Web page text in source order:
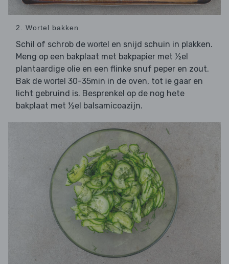
2. Wortel bakken
Schil of schrob de wortel en snijd schuin in plakken.
Meng op een bakplaat met bakpapier met ½el
plantaardige olie en een flinke snuf peper en zout.
Bak de wortel 30-35min in de oven, tot ie gaar en
licht gebruind is. Besprenkel op de nog hete
bakplaat met ½el balsamicoazijn.